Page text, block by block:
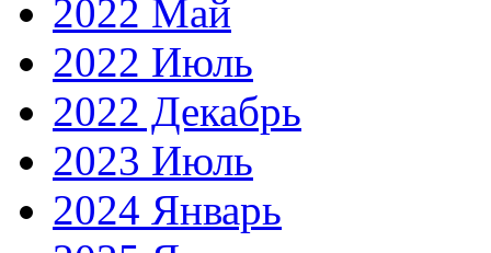
2022 Май
2022 Июль
2022 Декабрь
2023 Июль
2024 Январь